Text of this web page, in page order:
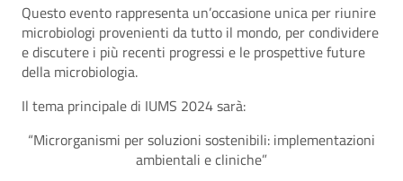
Questo evento rappresenta un’occasione unica per riunire
microbiologi provenienti da tutto il mondo, per condividere
e discutere i più recenti progressi e le prospettive future
della microbiologia.
Il tema principale di IUMS 2024 sarà:
“Microrganismi per soluzioni sostenibili: implementazioni
ambientali e cliniche”